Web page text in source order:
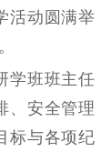
活动圆满举
班班主任
、安全管理
标与各项纪